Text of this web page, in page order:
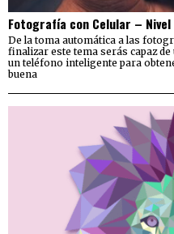
Fotografía con Celular – Nivel
De la toma automática a las
finalizar este tema serás capaz
un teléfono inteligente para
buena